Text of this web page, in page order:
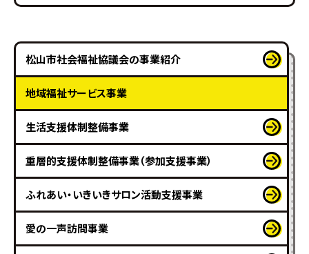
松山市社会福祉協議会の事業紹介
地域福祉サービス事業
生活支援体制整備事業
重層的支援体制整備事業（参加支援事業）
ふれあい・いきいきサロン活動支援事業
愛の一声訪問事業